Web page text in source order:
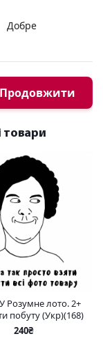
Добре
Продовжити
товари
Розумне лото. 2+
побуту (Укр)(168)
240₴